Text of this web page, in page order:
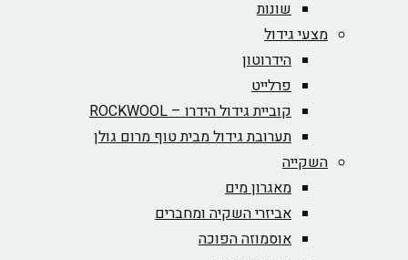
שונות
מצעי גידול
הידרוטון
פרלייט
קוביית גידול הידרו – ROCKWOOL‏
תערובת גידול מבית טוף מרום גולן
השקייה
מאגרון מים
אביזרי השקיה ומחברים
אוסמוזה הפוכה